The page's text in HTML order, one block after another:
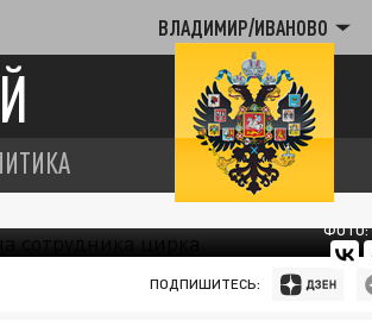
ВЛАДИМИР/ИВАНОВО
ФОТО:
ПОДПИШИТЕСЬ: